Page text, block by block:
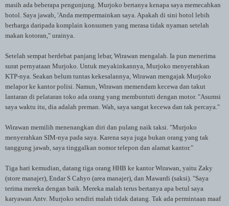
masih ada beberapa pengunjung. Murjoko bertanya kenapa saya memecahkan
botol. Saya jawab, 'Anda mempermainkan saya. Apakah di sini botol lebih
berharga daripada komplain konsumen yang merasa tidak nyaman setelah
makan kotoran," urainya.
Setelah sempat berdebat panjang lebar, Wirawan mengalah. Ia pun menerima
surat pernyataan Murjoko. Untuk meyakinkannya, Murjoko menyerahkan
KTP-nya. Seakan belum tuntas kekesalannya, Wirawan mengajak Murjoko
melapor ke kantor polisi. Namun, Wirawan memendam kecewa dan takut
lantaran di pelataran toko ada orang yang membuntuti dengan motor. "Asumsi
saya waktu itu, dia adalah preman. Wah, saya sangat kecewa dan tak percaya."
Wirawan memilih menenangkan diri dan pulang naik taksi. "Murjoko
menyerahkan SIM-nya pada saya. Karena saya juga bukan orang yang tak
tanggung jawab, saya tinggalkan nomor telepon dan alamat kantor."
Tiga hari kemudian, datang tiga orang HHB ke kantor Wirawan, yaitu Zaky
(store manajer), Endar S Cahyo (area manajer), dan Mawardi (saksi). "Saya
terima mereka dengan baik. Mereka malah terus bertanya apa betul saya
karyawan Antv. Murjoko sendiri malah tidak datang. Tak ada permintaan maaf